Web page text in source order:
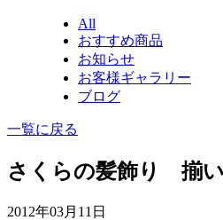
All
おすすめ商品
お知らせ
お客様ギャラリー
ブログ
一覧に戻る
さくらの髪飾り 揃
2012年03月11日